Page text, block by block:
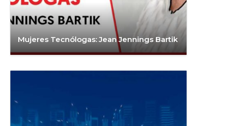
Mujeres Tecnólogas: Jean Jennings Bartik